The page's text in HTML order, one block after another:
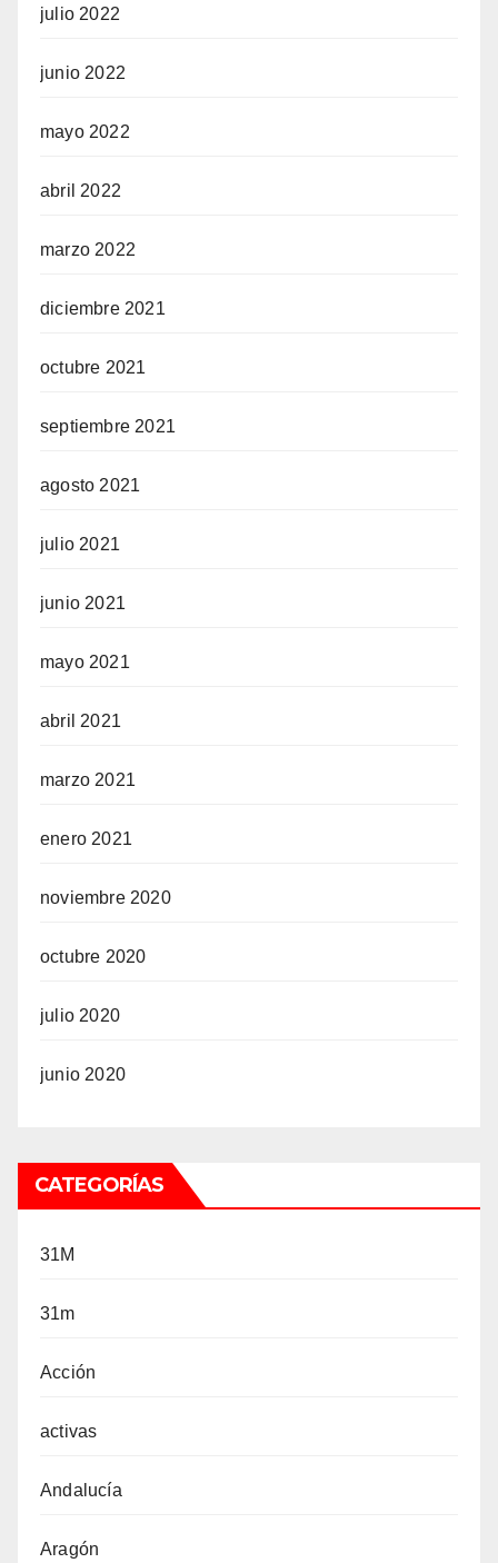
julio 2022
junio 2022
mayo 2022
abril 2022
marzo 2022
diciembre 2021
octubre 2021
septiembre 2021
agosto 2021
julio 2021
junio 2021
mayo 2021
abril 2021
marzo 2021
enero 2021
noviembre 2020
octubre 2020
julio 2020
junio 2020
CATEGORÍAS
31M
31m
Acción
activas
Andalucía
Aragón